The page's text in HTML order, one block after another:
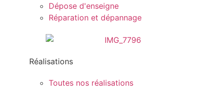
Dépose d'enseigne
Réparation et dépannage
Réalisations
Toutes nos réalisations